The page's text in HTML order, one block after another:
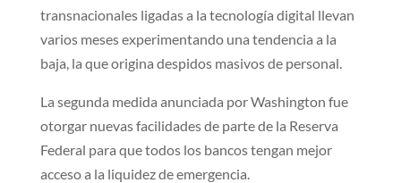
transnacionales ligadas a la tecnología digital llevan
varios meses experimentando una tendencia a la
baja, la que origina despidos masivos de personal.
La segunda medida anunciada por Washington fue
otorgar nuevas facilidades de parte de la Reserva
Federal para que todos los bancos tengan mejor
acceso a la liquidez de emergencia.